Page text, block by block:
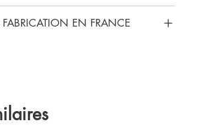
EN FRANCE